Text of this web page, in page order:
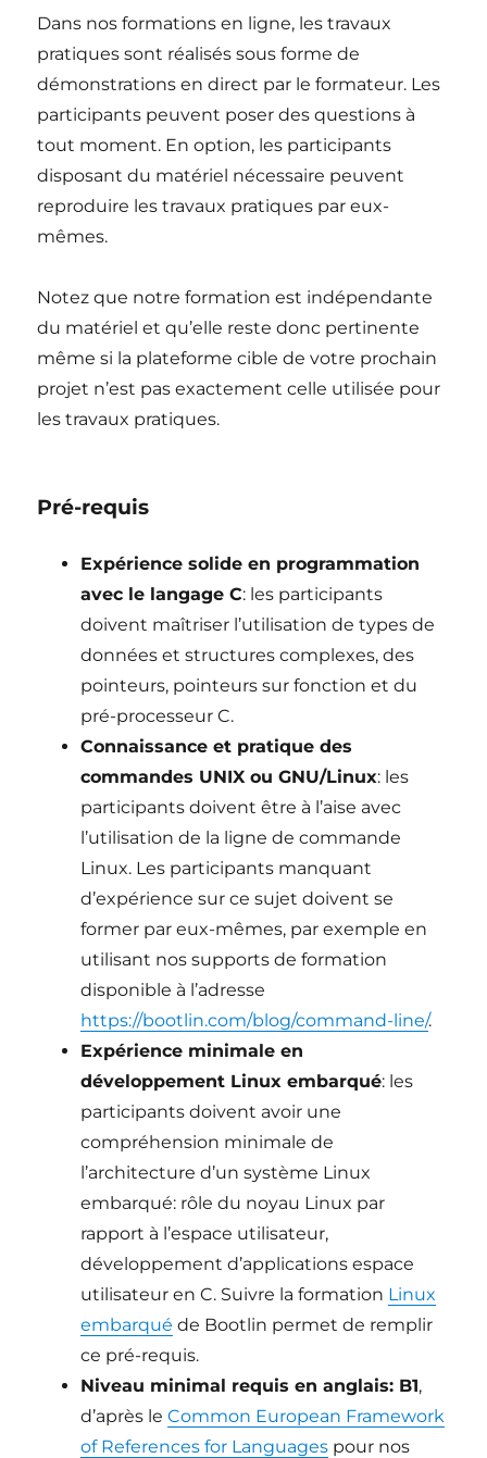
Dans nos formations en ligne, les travaux
pratiques sont réalisés sous forme de
démonstrations en direct par le formateur. Les
participants peuvent poser des questions à
tout moment. En option, les participants
disposant du matériel nécessaire peuvent
reproduire les travaux pratiques par eux-
mêmes.
Notez que notre formation est indépendante
du matériel et qu’elle reste donc pertinente
même si la plateforme cible de votre prochain
projet n’est pas exactement celle utilisée pour
les travaux pratiques.
Pré-requis
Expérience solide en programmation
avec le langage C: les participants
doivent maîtriser l’utilisation de types de
données et structures complexes, des
pointeurs, pointeurs sur fonction et du
pré-processeur C.
Connaissance et pratique des
commandes UNIX ou GNU/Linux: les
participants doivent être à l’aise avec
l’utilisation de la ligne de commande
Linux. Les participants manquant
d’expérience sur ce sujet doivent se
former par eux-mêmes, par exemple en
utilisant nos supports de formation
disponible à l’adresse
https://bootlin.com/blog/command-line/.
Expérience minimale en
développement Linux embarqué: les
participants doivent avoir une
compréhension minimale de
l’architecture d’un système Linux
embarqué: rôle du noyau Linux par
rapport à l’espace utilisateur,
développement d’applications espace
utilisateur en C. Suivre la formation Linux
embarqué de Bootlin permet de remplir
ce pré-requis.
Niveau minimal requis en anglais: B1,
d’après leCommon European Framework
of References for Languages pour nos